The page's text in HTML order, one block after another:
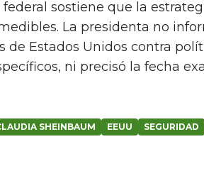
federal sostiene que la
La presidenta no
de Estados Unidos contra
ni precisó la fecha
SHEINBAUM EEUU SEGURIDAD